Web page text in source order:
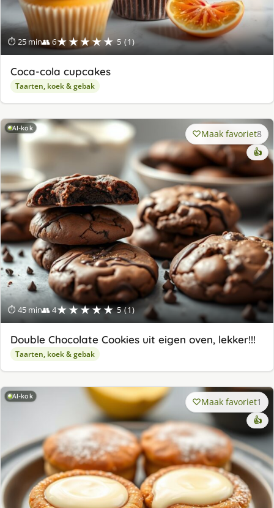
⏱ 25 min👥 6★★★★★ 5 (1)
Coca-cola cupcakes
Taarten, koek & gebak
AI-kok
⏱ 45 min👥 4★★★★★ 5 (1)
Maak favoriet8
👍
Double Chocolate Cookies uit eigen oven, lekker!!!
Taarten, koek & gebak
AI-kok Maak favoriet1
👍